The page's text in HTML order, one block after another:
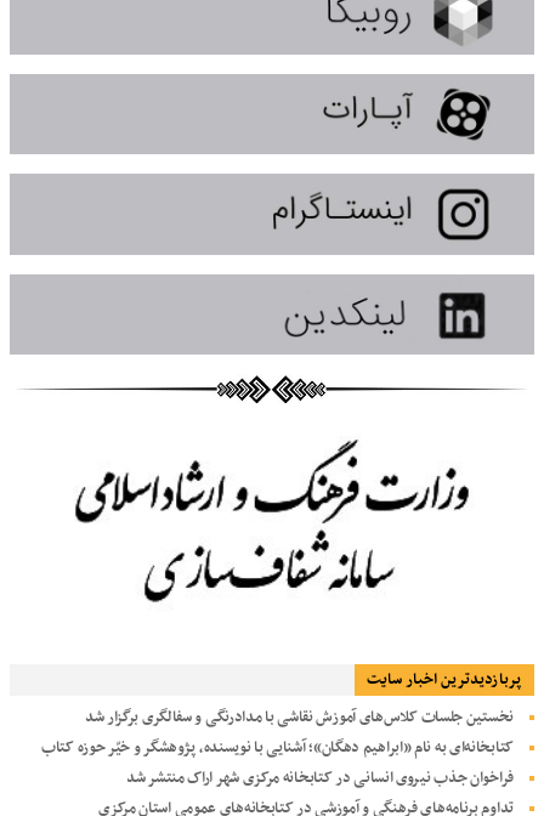
پربازديدترين اخبار سایت
نخستین جلسات کلاس‌های آموزش نقاشی با مدادرنگی و سفالگری برگزار شد
کتابخانه‌ای به نام «ابراهیم دهگان»؛ آشنایی با نویسنده، پژوهشگر و خیّر حوزه کتاب
فراخوان جذب نیروی انسانی در کتابخانه مرکزی شهر اراک منتشر شد
تداوم برنامه‌های فرهنگی و آموزشی در کتابخانه‌های عمومی استان مرکزی